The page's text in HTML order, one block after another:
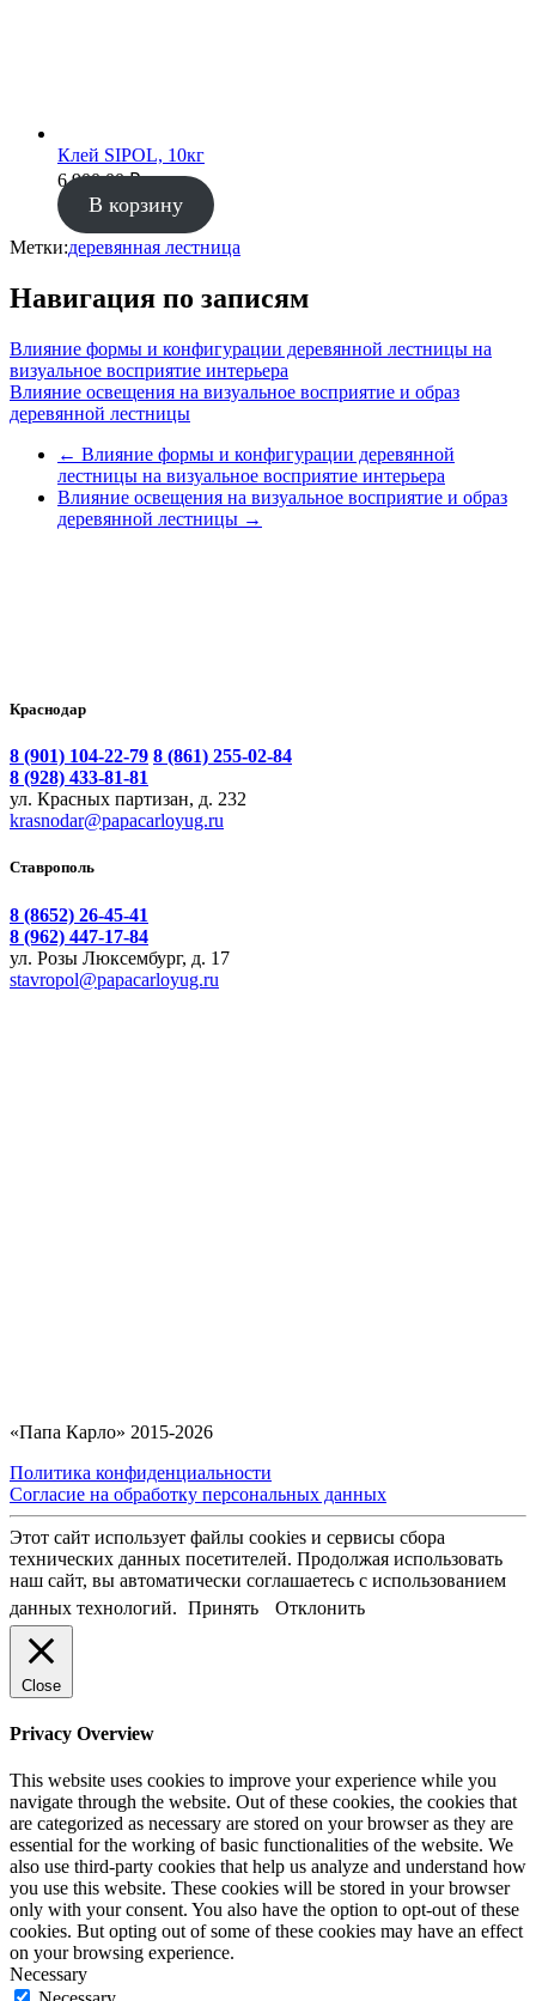
Клей SIPOL, 10кг
6 900.00₽
В корзину
Метки:деревянная лестница
Навигация по записям
Влияние формы и конфигурации деревянной лестницы на
визуальное восприятие интерьера
Влияние освещения на визуальное восприятие и образ
деревянной лестницы
← Влияние формы и конфигурации деревянной
лестницы на визуальное восприятие интерьера
Влияние освещения на визуальное восприятие и образ
деревянной лестницы →
Краснодар
8 (901) 104-22-79 8 (861) 255-02-84
8 (928) 433-81-81
ул. Красных партизан, д. 232
krasnodar@papacarloyug.ru
Ставрополь
8 (8652) 26-45-41
8 (962) 447-17-84
ул. Розы Люксембург, д. 17
stavropol@papacarloyug.ru
«Папа Карло» 2015-2026
Политика конфиденциальности
Согласие на обработку персональных данных
Этот сайт использует файлы cookies и сервисы сбора
технических данных посетителей. Продолжая использовать
наш сайт, вы автоматически соглашаетесь с использованием
данных технологий. Принять Отклонить
Close
Privacy Overview
This website uses cookies to improve your experience while you
navigate through the website. Out of these cookies, the cookies that
are categorized as necessary are stored on your browser as they are
essential for the working of basic functionalities of the website. We
also use third-party cookies that help us analyze and understand how
you use this website. These cookies will be stored in your browser
only with your consent. You also have the option to opt-out of these
cookies. But opting out of some of these cookies may have an effect
on your browsing experience.
Necessary